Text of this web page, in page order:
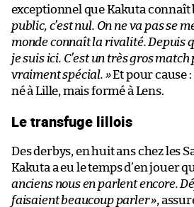
exceptionnel que Kakuta connaît
public, c’est nul. On ne va pas se
monde connaît la rivalité. Depuis
je suis ici. C’est un très gros match
vraiment spécial. »Et pour cause :
né à Lille, mais formé à Lens.
Le transfuge lillois
Des derbys, en huit ans chez les
Kakuta a eu le temps d’en jouer
anciens nous en parlent encore.
faisaient beaucoup parler »,